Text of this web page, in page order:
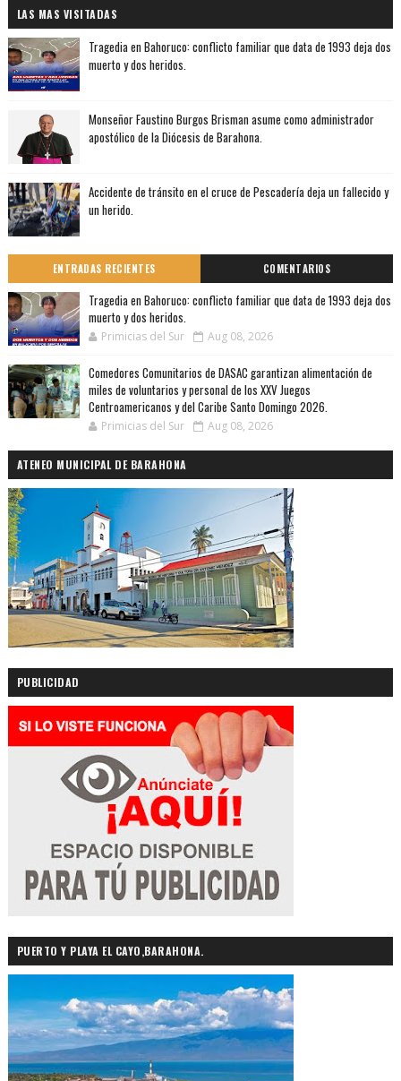
LAS MAS VISITADAS
Tragedia en Bahoruco: conflicto familiar que data de 1993 deja dos
muerto y dos heridos.
Monseñor Faustino Burgos Brisman asume como administrador
apostólico de la Diócesis de Barahona.
Accidente de tránsito en el cruce de Pescadería deja un fallecido y
un herido.
ENTRADAS RECIENTES COMENTARIOS
Tragedia en Bahoruco: conflicto familiar que data de 1993 deja dos
muerto y dos heridos.
Primicias del Sur Aug 08, 2026
Comedores Comunitarios de DASAC garantizan alimentación de
miles de voluntarios y personal de los XXV Juegos
Centroamericanos y del Caribe Santo Domingo 2026.
Primicias del Sur Aug 08, 2026
ATENEO MUNICIPAL DE BARAHONA
PUBLICIDAD
PUERTO Y PLAYA EL CAYO,BARAHONA.